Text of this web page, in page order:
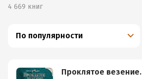
4 669 книг
По популярности
Проклятое